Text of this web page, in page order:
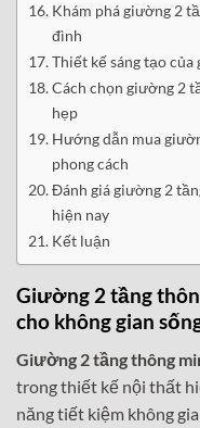
Khám phá giường 2
đình
Thiết kế sáng tạo
Cách chọn giường 2
hẹp
Hướng dẫn mua
phong cách
Đánh giá giường 2
hiện nay
Kết luận
Giường 2 tầng
cho không gian
Giường 2 tầng thông
trong thiết kế nội thất
năng tiết kiệm không